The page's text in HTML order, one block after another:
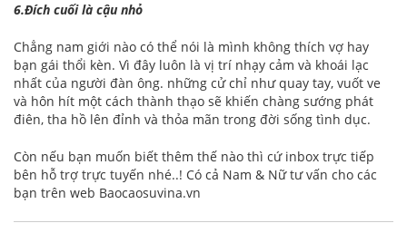
6.Đích cuối là cậu nhỏ
Chẳng nam giới nào có thể nói là mình không thích vợ hay
bạn gái thổi kèn. Vì đây luôn là vị trí nhạy cảm và khoái lạc
nhất của người đàn ông. những cử chỉ như quay tay, vuốt ve
và hôn hít một cách thành thạo sẽ khiến chàng sướng phát
điên, tha hồ lên đỉnh và thỏa mãn trong đời sống tình dục.
Còn nếu bạn muốn biết thêm thế nào thì cứ inbox trực tiếp
bên hỗ trợ trực tuyến nhé..! Có cả Nam & Nữ tư vấn cho các
bạn trên web Baocaosuvina.vn